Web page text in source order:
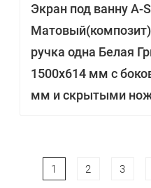
Экран под ванну A-
ручка одна Белая
1500х614 мм с
мм и скрытыми
1 2 3